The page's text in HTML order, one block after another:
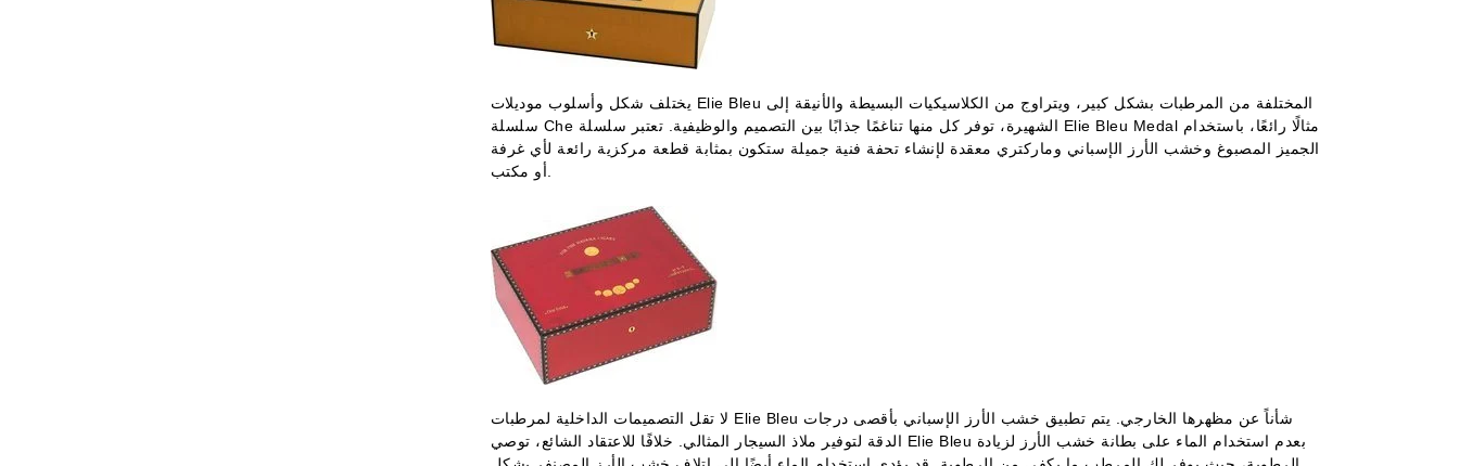
يختلف شكل وأسلوب موديلات Elie Bleu المختلفة من المرطبات بشكل كبير، ويتراوج من الكلاسيكيات البسيطة والأنيقة إلى
سلسلة Che الشهيرة، توفر كل منها تناغمًا جذابًا بين التصميم والوظيفية. تعتبر سلسلة Elie Bleu Medal مثالًا رائعًا، باستخدام
الجميز المصبوغ وخشب الأرز الإسباني وماركتري معقدة لإنشاء تحفة فنية جميلة ستكون بمثابة قطعة مركزية رائعة لأي غرفة
أو مكتب.
لا تقل التصميمات الداخلية لمرطبات Elie Bleu شأناً عن مظهرها الخارجي. يتم تطبيق خشب الأرز الإسباني بأقصى درجات
الدقة لتوفير ملاذ السيجار المثالي. خلافًا للاعتقاد الشائع، توصي Elie Bleu بعدم استخدام الماء على بطانة خشب الأرز لزيادة